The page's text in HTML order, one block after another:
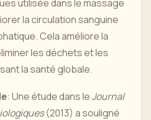
utilisée dans le massage
la circulation sanguine
Cela améliore la
les déchets et les
la santé globale.
: Une étude dans leJournal
(2013) a souligné